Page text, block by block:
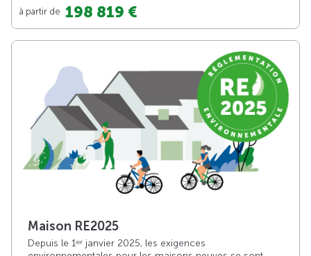
à partir de 198 819 €
Maison RE2025
Depuis le 1er janvier 2025, les exigences